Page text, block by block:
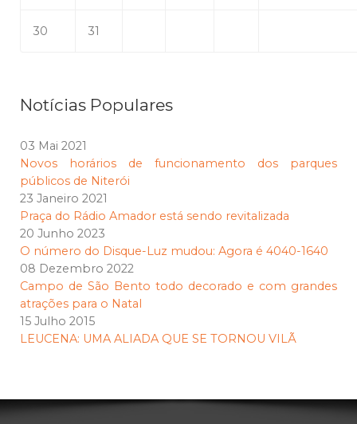
30 31
Notícias Populares
03 Mai 2021
Novos horários de funcionamento dos parques
públicos de Niterói
23 Janeiro 2021
Praça do Rádio Amador está sendo revitalizada
20 Junho 2023
O número do Disque-Luz mudou: Agora é 4040-1640
08 Dezembro 2022
Campo de São Bento todo decorado e com grandes
atrações para o Natal
15 Julho 2015
LEUCENA: UMA ALIADA QUE SE TORNOU VILÃ